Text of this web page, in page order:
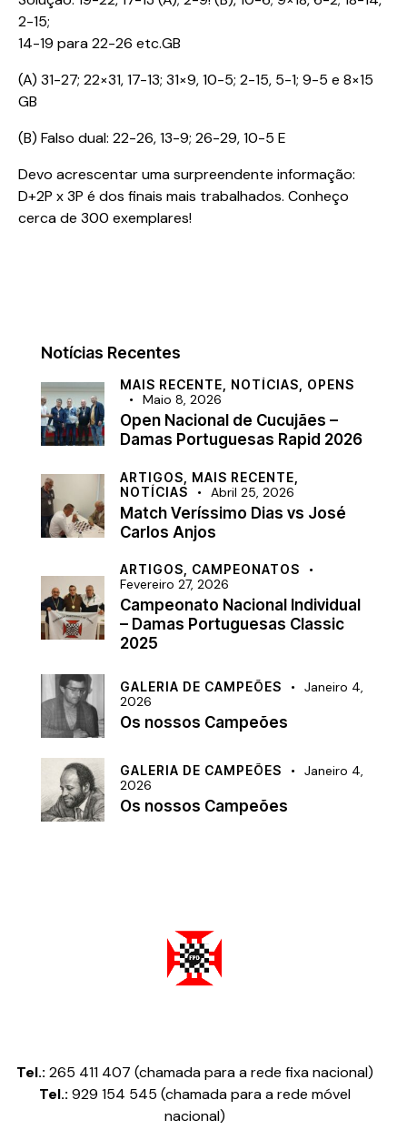
2-15;
14-19 para 22-26 etc.GB
(A) 31-27; 22×31, 17-13; 31×9, 10-5; 2-15, 5-1; 9-5 e 8×15
GB
(B) Falso dual: 22-26, 13-9; 26-29, 10-5 E
Devo acrescentar uma surpreendente informação:
D+2P x 3P é dos finais mais trabalhados. Conheço
cerca de 300 exemplares!
Notícias Recentes
MAIS RECENTE, NOTÍCIAS, OPENS
Maio 8, 2026
Open Nacional de Cucujães –
Damas Portuguesas Rapid 2026
ARTIGOS, MAIS RECENTE,
NOTÍCIAS
Abril 25, 2026
Match Veríssimo Dias vs José
Carlos Anjos
ARTIGOS, CAMPEONATOS
Fevereiro 27, 2026
Campeonato Nacional Individual
– Damas Portuguesas Classic
2025
GALERIA DE CAMPEÕES
Janeiro 4,
2026
Os nossos Campeões
GALERIA DE CAMPEÕES
Janeiro 4,
2026
Os nossos Campeões
Tel.: 265 411 407 (chamada para a rede fixa nacional)
Tel.: 929 154 545 (chamada para a rede móvel
nacional)